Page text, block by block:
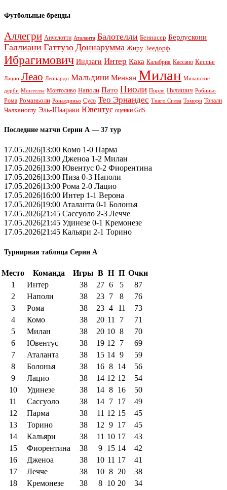
Футбольные бренды
Аллегри Анчелотти Аталанта Балотелли Беннасер Берлускони
Галлиани Гаттузо Доннарумма Жиру Зеедорф
Ибрагимович Индзаги Интер Кака Калабрия Кассано Кессье
Лацио Леао Леонардо Мальдини Меньян Милан Миланское
дерби Монтелла Монтоливо Наполи Пато Пиоли Пирло Пулишич Робиньо
Рома Романьоли Роналдиньо Сусо Тео Эрнандес Тиаго Силва Томори Тонали
Чалханоглу Эль-Шаарави Ювентус оценки GdS
Последние матчи Серии А — 37 тур
17.05.2026|13:00 Комо 1-0 Парма
17.05.2026|13:00 Дженоа 1-2 Милан
17.05.2026|13:00 Ювентус 0-2 Фиорентина
17.05.2026|13:00 Пиза 0-3 Наполи
17.05.2026|13:00 Рома 2-0 Лацио
17.05.2026|16:00 Интер 1-1 Верона
17.05.2026|19:00 Аталанта 0-1 Болонья
17.05.2026|21:45 Сассуоло 2-3 Лечче
17.05.2026|21:45 Удинезе 0-1 Кремонезе
17.05.2026|21:45 Кальяри 2-1 Торино
Турнирная таблица Серии А
Место Команда Игры В Н П Очки
1
Интер 38 27 6 5
87
2
Наполи 38 23 7 8
76
3
Рома 38 23 4 11
73
4
Комо 38 20 11 7
71
5
Милан 38 20 10 8
70
6
Ювентус 38 19 12 7
69
7
Аталанта 38 15 14 9
59
8
Болонья 38 16 8 14
56
9
Лацио 38 14 12 12
54
10
Удинезе 38 14 8 16
50
11
Сассуоло 38 14 7 17
49
12
Парма 38 11 12 15
45
13
Торино 38 12 9 17
45
14
Кальяри 38 11 10 17
43
15
Фиорентина 38 9 15 14
42
16
Дженоа 38 10 11 17
41
17
Лечче 38 10 8 20
38
18
Кремонезе 38 8 10 20
34